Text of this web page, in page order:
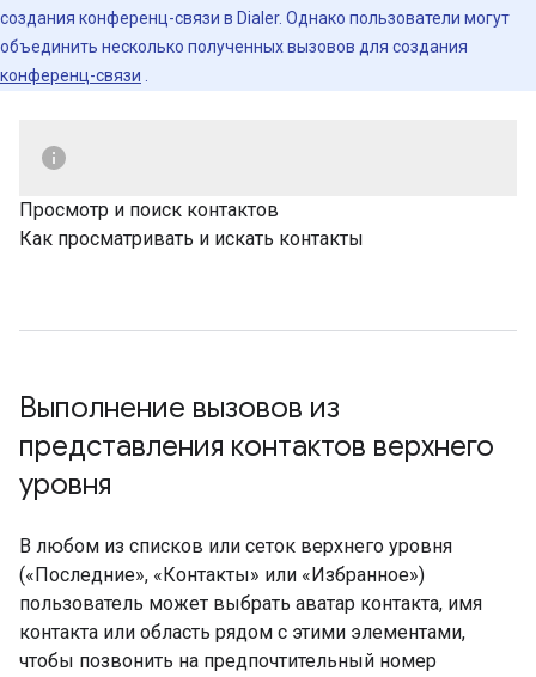
создания конференц-связи в Dialer. Однако пользователи могут
объединить несколько полученных вызовов для создания
конференц-связи
Просмотр и поиск контактов
Как просматривать и искать контакты
Выполнение вызовов из
представления контактов верхнего
уровня
В любом из списков или сеток верхнего уровня
(«Последние», «Контакты» или «Избранное»)
пользователь может выбрать аватар контакта, имя
контакта или область рядом с этими элементами,
чтобы позвонить на предпочтительный номер